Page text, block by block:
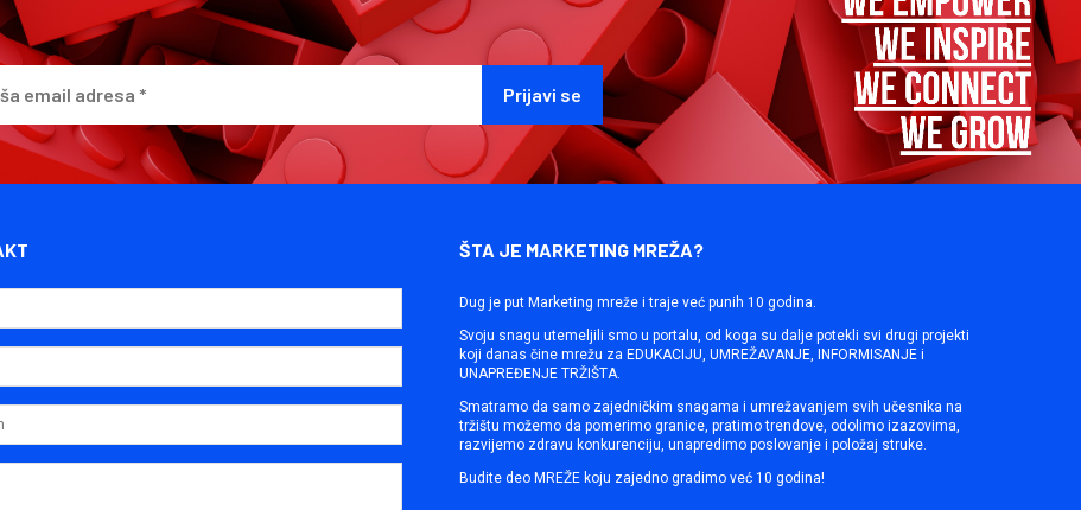
ŠTA JE MARKETING MREŽA?
Dug je put Marketing mreže i traje već punih 10 godina.
Svoju snagu utemeljili smo u portalu, od koga su dalje potekli svi drugi projekti
koji danas čine mrežu za EDUKACIJU, UMREŽAVANJE, INFORMISANJE i
UNAPREĐENJE TRŽIŠTA.
Smatramo da samo zajedničkim snagama i umrežavanjem svih učesnika na
tržištu možemo da pomerimo granice, pratimo trendove, odolimo izazovima,
razvijemo zdravu konkurenciju, unapredimo poslovanje i položaj struke.
Budite deo MREŽE koju zajedno gradimo već 10 godina!